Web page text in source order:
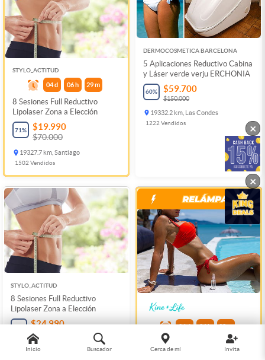
STYLO_ACTITUD
04 d 06 h 29m
8 Sesiones Full Reductivo
Lipolaser Zona a Elección
71% $19.990
$70.000
19327.7 km, Santiago
1502Vendidos
DERMOCOSMETICA BARCELONA
5 Aplicaciones Reductivo Cabina
y Láser verde verju ERCHONIA
60% $59.700
$150.000
19332.2 km, Las Condes
1222 Vendidos
STYLO_ACTITUD
8 Sesiones Full Reductivo
Lipolaser Zona a Elección
64% $24.990
$69.990
4.2
04d 06h 28m
12 Sesiones de Lipolaser +
Ondas rusas zona a elección
Inicio Buscador Cerca de mí Invita
×
×